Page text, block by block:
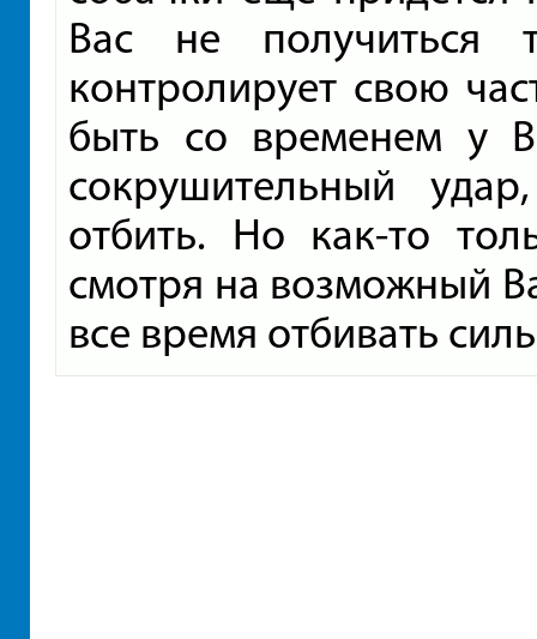
Вас не получиться
контролирует свою
быть со временем у
сокрушительный
отбить. Но как-то
смотря на возможный
все время отбивать